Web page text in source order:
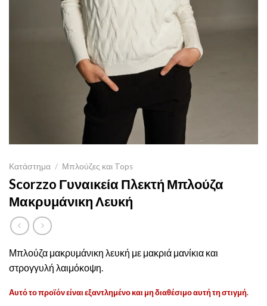
Κατάστημα / Μπλούζες και Tops
Scorzzo Γυναικεία Πλεκτή Μπλούζα
Μακρυμάνικη Λευκή
Μπλούζα μακρυμάνικη λευκή με μακριά μανίκια και
στρογγυλή λαιμόκοψη.
Αυτό το προϊόν είναι εξαντλημένο και μη διαθέσιμο αυτή τη στιγμή.